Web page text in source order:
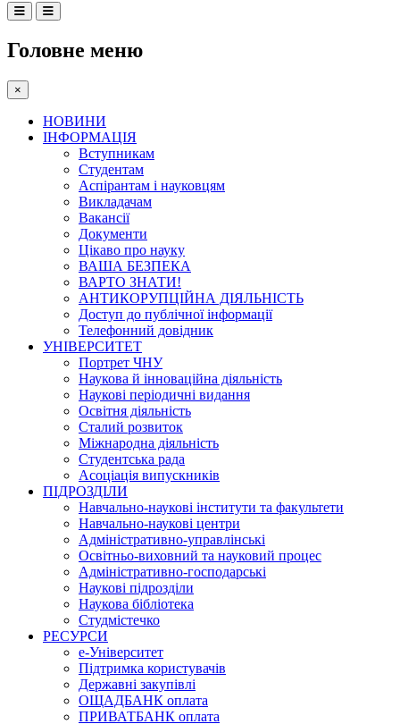
Головне меню
×
НОВИНИ
ІНФОРМАЦІЯ
Вступникам
Студентам
Аспірантам і науковцям
Викладачам
Вакансії
Документи
Цікаво про науку
ВАША БЕЗПЕКА
ВАРТО ЗНАТИ!
АНТИКОРУПЦІЙНА ДІЯЛЬНІСТЬ
Доступ до публічної інформації
Телефонний довідник
УНІВЕРСИТЕТ
Портрет ЧНУ
Наукова й інноваційна діяльність
Наукові періодичні видання
Освітня діяльність
Сталий розвиток
Міжнародна діяльність
Студентська рада
Асоціація випускників
ПІДРОЗДІЛИ
Навчально-наукові інститути та факультети
Навчально-наукові центри
Адміністративно-управлінські
Освітньо-виховний та науковий процес
Адміністративно-господарські
Наукові підрозділи
Наукова бібліотека
Студмістечко
РЕСУРСИ
е-Університет
Підтримка користувачів
Державні закупівлі
ОЩАДБАНК оплата
ПРИВАТБАНК оплата